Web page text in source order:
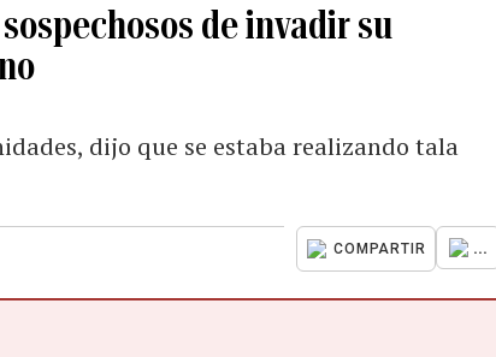
de invadir su
dijo que se estaba realizando tala
COMPARTIR ...